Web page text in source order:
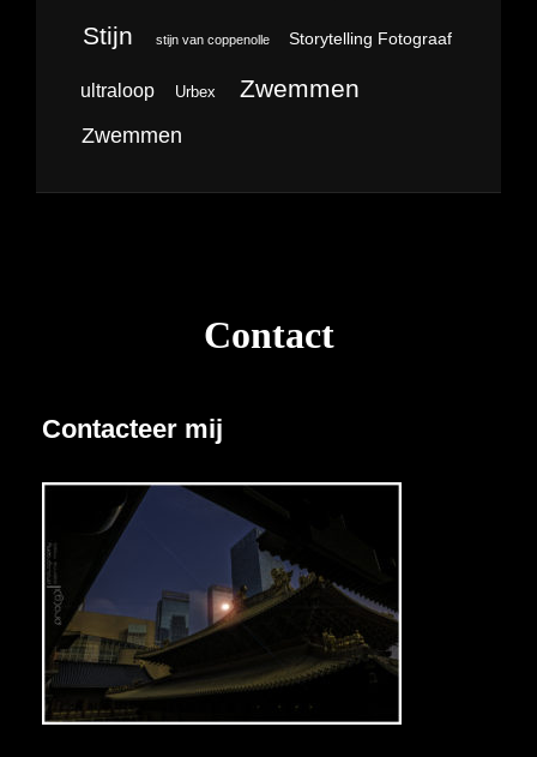
Stijn stijn van coppenolle Storytelling Fotograaf
ultraloop Urbex Zwemmen
Zwemmen
Contact
Contacteer mij